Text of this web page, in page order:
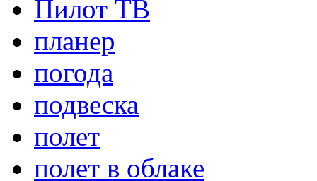
Пилот ТВ
планер
погода
подвеска
полет
полет в облаке